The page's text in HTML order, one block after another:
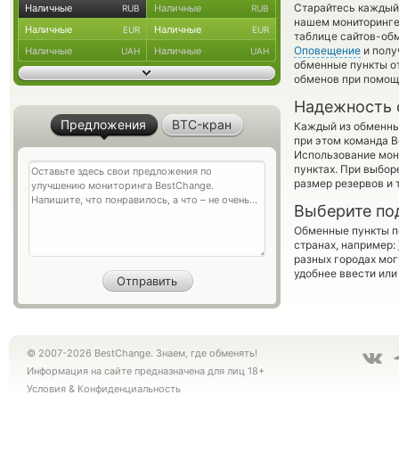
Старайтесь
нашем
таблице сайтов-
Оповещение и
обменные пункты
обменов при
Надежность
Каждый из
при этом команда
Использование
пунктах. При
размер резервов и
Выберите
Обменные пункты
странах, например:
разных городах
удобнее ввести
Наличные RUB Наличные RUB
Наличные EUR Наличные EUR
Наличные UAH Наличные UAH
Предложения BTC-кран
© 2007-2026 BestChange. Знаем, где обменять!
Информация на сайте предназначена для лиц 18+
Условия & Конфиденциальность